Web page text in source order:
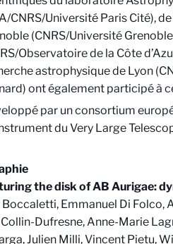
CNRS/Université Paris Cité),
(CNRS/Université
Observatoire de la Côte
astrophysique de Lyon
ont également participé à
par un consortium
du Very Large
the disk of AB Aurigae:
Emmanuel Di Folco,
Dufresne, Anne-Marie
Julien Milli, Vincent Pietu,